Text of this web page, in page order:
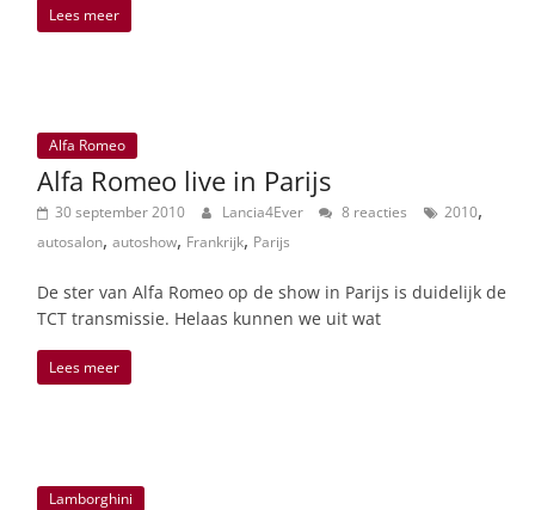
Lees meer
Alfa Romeo
Alfa Romeo live in Parijs
30 september 2010 Lancia4Ever 8 reacties 2010,
autosalon, autoshow, Frankrijk, Parijs
De ster van Alfa Romeo op de show in Parijs is duidelijk de
TCT transmissie. Helaas kunnen we uit wat
Lees meer
Lamborghini